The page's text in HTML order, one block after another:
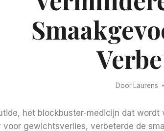
Door Laurens
het blockbuster-medicijn dat
voor gewichtsverlies, verbeterde de